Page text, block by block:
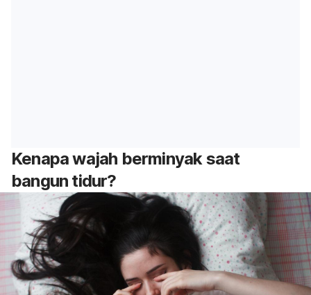
Kenapa wajah berminyak saat
bangun tidur?